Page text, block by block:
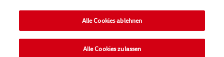
KONTAKT
IMPRESSUM
NOMAD FOODS
NUTZUNGSBEDINGUNGEN
PRIVACY POLICY
Alle Cookies ablehnen
Alle Cookies zulassen